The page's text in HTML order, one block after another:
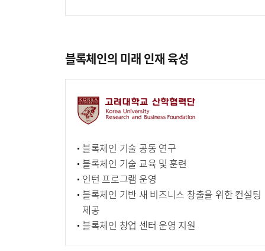
블록체인의 미래 인재 육성
블록체인 기술 공동 연구
블록체인 기술 교육 및 훈련
인턴 프로그램 운영
블록체인 기반 새 비즈니스 창출을 위한 컨설팅
제공
블록체인 창업 센터 운영 지원